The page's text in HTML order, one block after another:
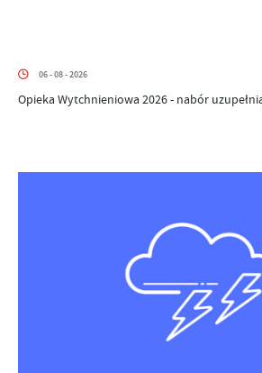
06 - 08 - 2026
Opieka Wytchnieniowa 2026 - nabór